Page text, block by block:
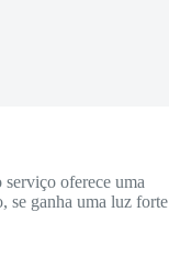
serviço oferece uma
se ganha uma luz forte